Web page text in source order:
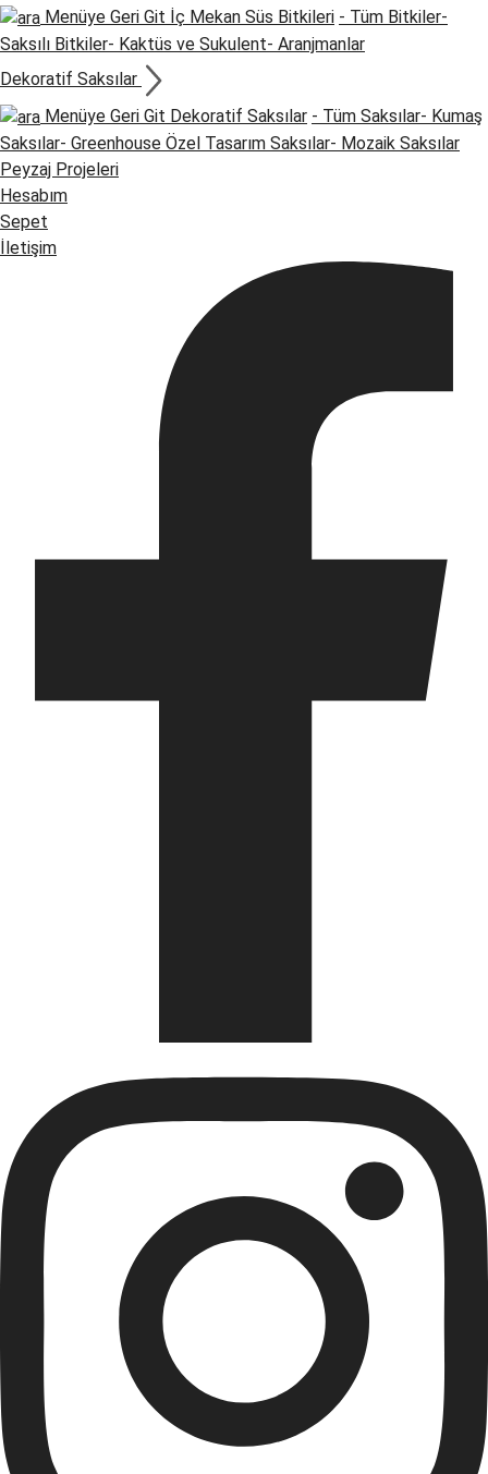
Menüye Geri Git İç Mekan Süs Bitkileri - Tüm Bitkiler-
Saksılı Bitkiler- Kaktüs ve Sukulent- Aranjmanlar
Dekoratif Saksılar
Menüye Geri Git Dekoratif Saksılar - Tüm Saksılar- Kumaş
Saksılar- Greenhouse Özel Tasarım Saksılar- Mozaik Saksılar
Peyzaj Projeleri
Hesabım
Sepet
İletişim